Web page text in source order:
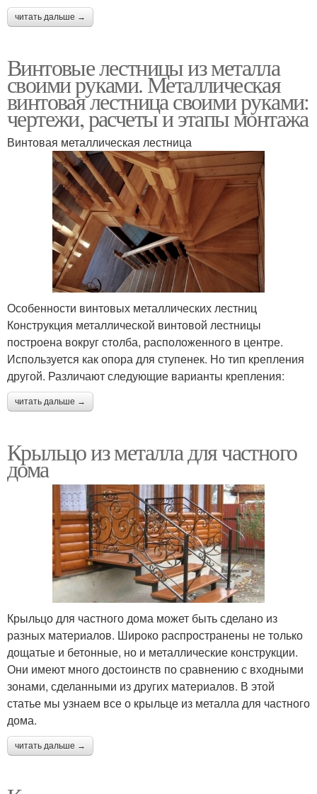
читать дальше →
Винтовые лестницы из металла
своими руками. Металлическая
винтовая лестница своими руками:
чертежи, расчеты и этапы монтажа
Винтовая металлическая лестница
Особенности винтовых металлических лестниц
Конструкция металлической винтовой лестницы
построена вокруг столба, расположенного в центре.
Используется как опора для ступенек. Но тип крепления
другой. Различают следующие варианты крепления:
читать дальше →
Крыльцо из металла для частного
дома
Крыльцо для частного дома может быть сделано из
разных материалов. Широко распространены не только
дощатые и бетонные, но и металлические конструкции.
Они имеют много достоинств по сравнению с входными
зонами, сделанными из других материалов. В этой
статье мы узнаем все о крыльце из металла для частного
дома.
читать дальше →